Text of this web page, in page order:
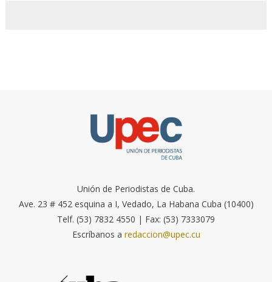
Unión de Periodistas de Cuba.
Ave. 23 # 452 esquina a I, Vedado, La Habana Cuba (10400)
Telf. (53) 7832 4550 | Fax: (53) 7333079
Escríbanos a redaccion@upec.cu